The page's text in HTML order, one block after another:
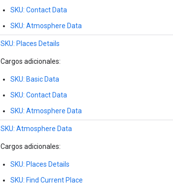
SKU: Contact Data
SKU: Atmosphere Data
SKU: Places Details
Cargos adicionales:
SKU: Basic Data
SKU: Contact Data
SKU: Atmosphere Data
SKU: Atmosphere Data
Cargos adicionales:
SKU: Places Details
SKU: Find Current Place